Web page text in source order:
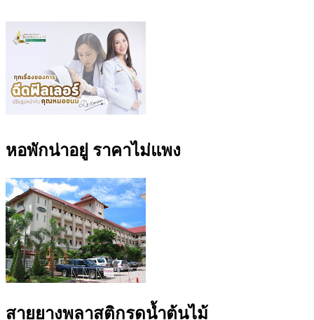
หอพักน่าอยู่ ราคาไม่แพง
สายยางพลาสติกรดน้ำต้นไม้